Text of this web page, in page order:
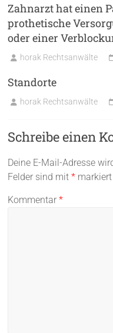
Zahnarzt hat einen
prothetische
oder einer
horak Rechtsanwälte
Standorte
horak Rechtsanwälte
Schreibe einen
Deine E-Mail-Adresse
Felder sind mit* markiert
Kommentar*